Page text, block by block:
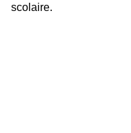
scolaire.